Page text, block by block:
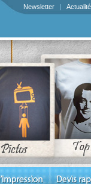
Newsletter |